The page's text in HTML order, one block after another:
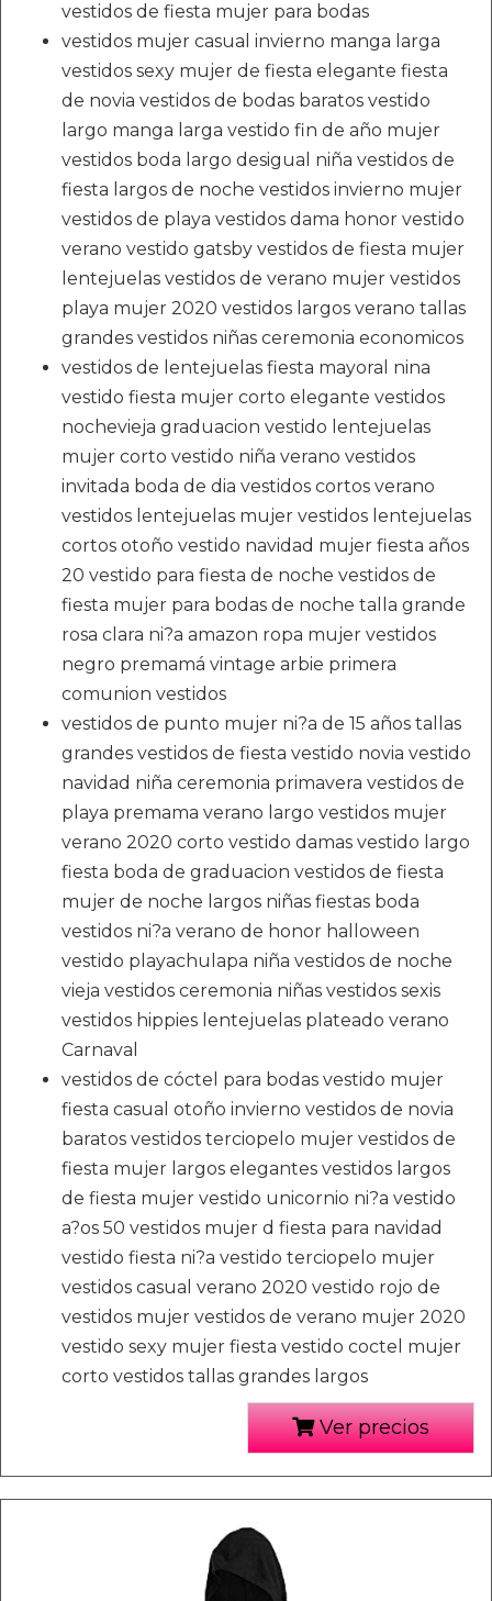
vestidos de fiesta mujer para bodas
vestidos mujer casual invierno manga larga
vestidos sexy mujer de fiesta elegante fiesta
de novia vestidos de bodas baratos vestido
largo manga larga vestido fin de año mujer
vestidos boda largo desigual niña vestidos de
fiesta largos de noche vestidos invierno mujer
vestidos de playa vestidos dama honor vestido
verano vestido gatsby vestidos de fiesta mujer
lentejuelas vestidos de verano mujer vestidos
playa mujer 2020 vestidos largos verano tallas
grandes vestidos niñas ceremonia economicos
vestidos de lentejuelas fiesta mayoral nina
vestido fiesta mujer corto elegante vestidos
nochevieja graduacion vestido lentejuelas
mujer corto vestido niña verano vestidos
invitada boda de dia vestidos cortos verano
vestidos lentejuelas mujer vestidos lentejuelas
cortos otoño vestido navidad mujer fiesta años
20 vestido para fiesta de noche vestidos de
fiesta mujer para bodas de noche talla grande
rosa clara ni?a amazon ropa mujer vestidos
negro premamá vintage arbie primera
comunion vestidos
vestidos de punto mujer ni?a de 15 años tallas
grandes vestidos de fiesta vestido novia vestido
navidad niña ceremonia primavera vestidos de
playa premama verano largo vestidos mujer
verano 2020 corto vestido damas vestido largo
fiesta boda de graduacion vestidos de fiesta
mujer de noche largos niñas fiestas boda
vestidos ni?a verano de honor halloween
vestido playachulapa niña vestidos de noche
vieja vestidos ceremonia niñas vestidos sexis
vestidos hippies lentejuelas plateado verano
Carnaval
vestidos de cóctel para bodas vestido mujer
fiesta casual otoño invierno vestidos de novia
baratos vestidos terciopelo mujer vestidos de
fiesta mujer largos elegantes vestidos largos
de fiesta mujer vestido unicornio ni?a vestido
a?os 50 vestidos mujer d fiesta para navidad
vestido fiesta ni?a vestido terciopelo mujer
vestidos casual verano 2020 vestido rojo de
vestidos mujer vestidos de verano mujer 2020
vestido sexy mujer fiesta vestido coctel mujer
corto vestidos tallas grandes largos
Ver precios